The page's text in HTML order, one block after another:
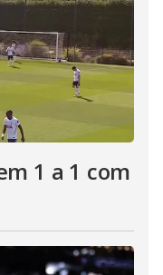
1 a 1 com